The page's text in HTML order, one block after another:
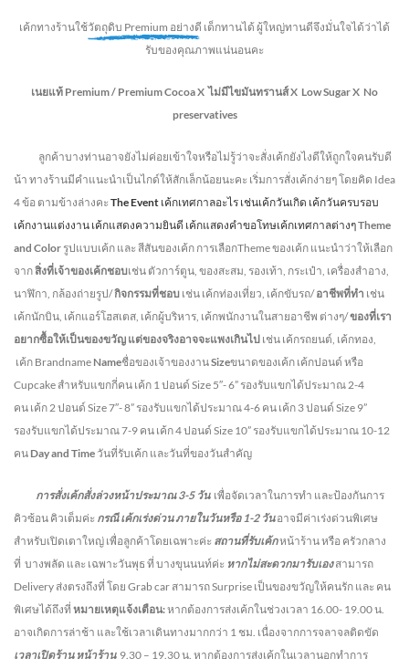
เค้กทางร้านใช้วัตถุดิบ Premium อย่างดี เด็กทานได้ ผู้ใหญ่ทานดีจึงมั่นใจได้ว่าได้
รับของคุณภาพแน่นอนคะ
เนยแท้ Premium / Premium CocoaX ไม่มีไขมันทรานส์X Low SugarX No
preservatives
ลูกค้าบางท่านอาจยังไม่ค่อยเข้าใจหรือไม่รู้ว่าจะสั่งเค้กยังไงดีให้ถูกใจคนรับดี
น้า ทางร้านมีคำแนะนำเป็นไกด์ให้สักเล็กน้อยนะคะ เริ่มการสั่งเค้กง่ายๆ โดยคิด Idea
4 ข้อ ตามข้างล่างคะ The Event เค้กเทศกาลอะไร เช่นเค้กวันเกิด เค้กวันครบรอบ
เค้กงานแต่งงาน เค้กแสดงความยินดี เค้กแสดงคำขอโทษเค้กเทศกาลต่างๆTheme
and Color รูปแบบเค้ก และ สีสันของเค้ก การเลือกTheme ของเค้ก แนะนำว่าให้เลือก
จากสิ่งที่เจ้าของเค้กชอบเช่น ตัวการ์ตูน, ของสะสม, รองเท้า, กระเป๋า, เครื่องสำอาง,
นาฬิกา, กล้องถ่ายรูป/กิจกรรมที่ชอบ เช่น เค้กท่องเที่ยว, เค้กขับรถ/อาชีพที่ทำ เช่น
เค้กนักบิน, เค้กแอร์โฮสเตส, เค้กผู้บริหาร, เค้กพนักงานในสายอาชีพ ต่างๆ/ของที่เรา
อยากซื้อให้เป็นของขวัญ แต่ของจริงอาจจะแพงเกินไป เช่น เค้กรถยนต์, เค้กทอง,
เค้ก Brandname Nameชื่อของเจ้าของงานSizeขนาดของเค้ก เค้กปอนด์ หรือ
Cupcake สำหรับแขกกี่คน เค้ก 1 ปอนด์ Size 5″- 6” รองรับแขกได้ประมาณ 2-4
คน เค้ก 2 ปอนด์ Size 7″- 8” รองรับแขกได้ประมาณ 4-6 คน เค้ก 3 ปอนด์ Size 9”
รองรับแขกได้ประมาณ 7-9 คน เค้ก 4 ปอนด์ Size 10” รองรับแขกได้ประมาณ 10-12
คน Day and Time วันที่รับเค้ก และวันที่ของวันสำคัญ
การสั่งเค้กสั่งล่วงหน้าประมาณ3-5 วัน เพื่อจัดเวลาในการทำ และป้องกันการ
คิวซ้อน คิวเต็มค่ะ กรณี เค้กเร่งด่วนภายในวันหรือ 1-2 วัน อาจมีค่าเร่งด่วนพิเศษ
สำหรับเปิดเตาใหญ่ เพื่อลูกค้าโดยเฉพาะค่ะ สถานที่รับเค้กหน้าร้าน หรือ ครัวกลาง
ที่ บางพลัด และ เฉพาะวันพุธ ที่ บางขุนนนท์ค่ะ หากไม่สะดวกมารับเองสามารถ
Delivery ส่งตรงถึงที่ โดย Grab car สามารถ Surprise เป็นของขวัญให้คนรัก และ คน
พิเศษได้ถึงที่ หมายเหตุแจ้งเตือน:หากต้องการส่งเค้กในช่วงเวลา 16.00- 19.00 น.
อาจเกิดการล่าช้า และใช้เวลาเดินทางมากกว่า 1 ชม. เนื่องจากการจลาจลติดขัด
เวลาเปิดร้าน หน้าร้าน 9.30 – 19.30 น. หากต้องการส่งเค้กในเวลานอกทำการ